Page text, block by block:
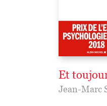
Et
Jean-Marc